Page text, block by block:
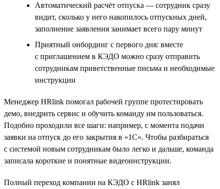
Автоматический расчёт отпуска — сотрудник сразу
видит, сколько у него накопилось отпускных дней,
заполнение заявления занимает всего пару минут
Приятный онбординг с первого дня: вместе
с приглашением в КЭДО можно сразу отправить
сотрудникам приветственные письма и необходимые
инструкции
Менеджер HRlink помогал рабочей группе протестировать
демо, внедрить сервис и обучить команду им пользоваться.
Подобно проходили все шаги: например, с момента подачи
заявки на отпуск до его закрытия в «1С». Чтобы разбираться
с системой новым сотрудникам было легко и дальше, команда
записала короткие и понятные видеоинструкции.
Полный переход компании на КЭДО с HRlink занял